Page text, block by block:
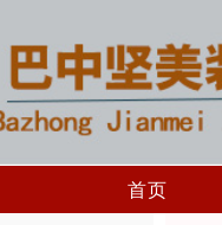
首页